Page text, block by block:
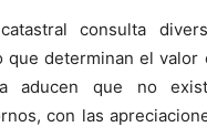
consulta
determinan el
aducen que no
con las